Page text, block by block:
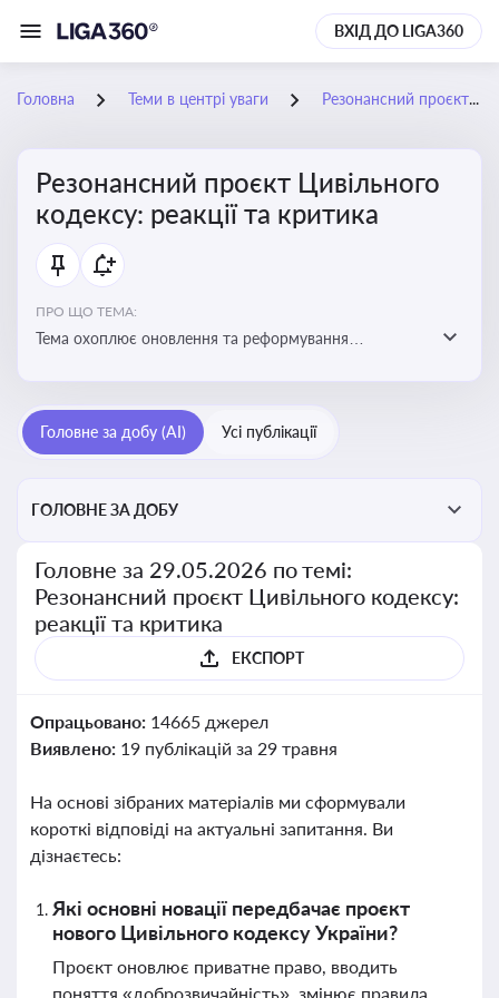
ВХІД ДО LIGA360
Головна Теми в центрі уваги Резонансний проєкт Цивільного кодексу: реакції та критика
Резонансний проєкт Цивільного
кодексу: реакції та критика
ПРО ЩО ТЕМА:
Тема охоплює оновлення та реформування
договірних відносин та правового статусу учасників
цивільних правовідносин
Головне за добу (AI) Усі публікації
ГОЛОВНЕ ЗА ДОБУ
Головне за 29.05.2026 по темі:
Резонансний проєкт Цивільного кодексу:
реакції та критика
ЕКСПОРТ
Опрацьовано: 14665 джерел
Виявлено: 19 публікацій за 29 травня
На основі зібраних матеріалів ми сформували
короткі відповіді на актуальні запитання. Ви
дізнаєтесь:
Які основні новації передбачає проєкт
нового Цивільного кодексу України?
Проєкт оновлює приватне право, вводить
поняття «доброзвичайність», змінює правила